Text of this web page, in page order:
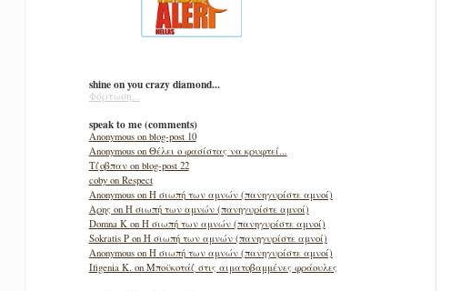
shine on you crazy diamond...
Φόρτωση...
speak to me (comments)
Anonymous on blog-post 10
Anonymous on Θέλει ο φασίστας να κρυφτεί...
Τζοβπαν on blog-post 22
coby on Respect
Anonymous on Η σιωπή των αμνών (πανηγυρίστε αμνοί)
Αρης on Η σιωπή των αμνών (πανηγυρίστε αμνοί)
Domna K on Η σιωπή των αμνών (πανηγυρίστε αμνοί)
Sokratis P on Η σιωπή των αμνών (πανηγυρίστε αμνοί)
Anonymous on Η σιωπή των αμνών (πανηγυρίστε αμνοί)
Ifigenia K. on Μποϋκοτάζ στις αιματοβαμμένες φράουλες